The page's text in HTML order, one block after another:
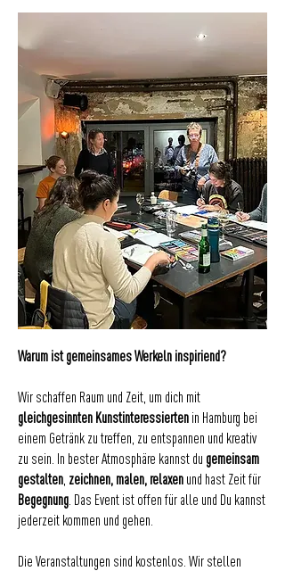
Warum ist gemeinsames Werkeln inspiriend?
Wir schaffen Raum und Zeit, um dich mit
gleichgesinnten Kunstinteressierten in Hamburg bei
einem Getränk zu treffen, zu entspannen und kreativ
zu sein. In bester Atmosphäre kannst du gemeinsam
gestalten, zeichnen, malen, relaxen und hast Zeit für
Begegnung. Das Event ist offen für alle und Du kannst
jederzeit kommen und gehen.
Die Veranstaltungen sind kostenlos. Wir stellen